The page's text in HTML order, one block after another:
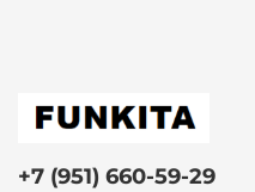
+7 (951) 660-59-29